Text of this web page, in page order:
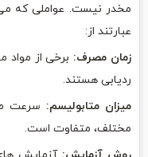
مخدر نیست. عواملی که می
عبارتند از:
زمان مصرف: برخی از
ردیابی هستند.
میزان متابولیسم: سرعت
مختلف، متفاوت است.